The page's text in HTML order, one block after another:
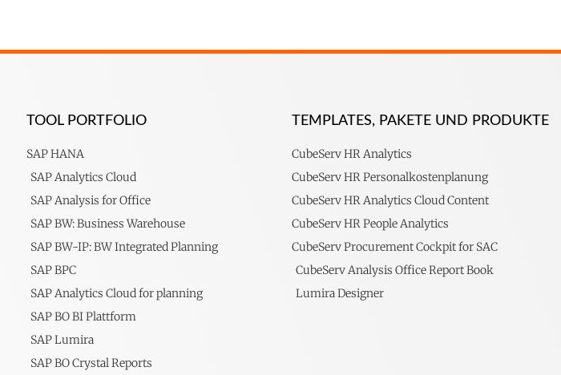
TOOL PORTFOLIO
SAP HANA
SAP Analytics Cloud
SAP Analysis for Office
SAP BW: Business Warehouse
SAP BW-IP: BW Integrated Planning
SAP BPC
SAP Analytics Cloud for planning
SAP BO BI Plattform
SAP Lumira
SAP BO Crystal Reports
TEMPLATES, PAKETE UND PRODUKTE
CubeServ HR Analytics
CubeServ HR Personalkostenplanung
CubeServ HR Analytics Cloud Content
CubeServ HR People Analytics
CubeServ Procurement Cockpit for SAC
CubeServ Analysis Office Report Book
Lumira Designer